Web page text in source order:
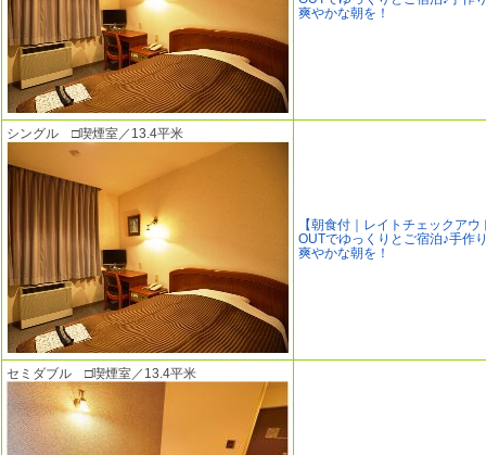
爽やかな朝を！
シングル □喫煙室／13.4平米
【朝食付｜レイトチェックア
OUTでゆっくりとご宿泊♪手作
爽やかな朝を！
セミダブル □喫煙室／13.4平米